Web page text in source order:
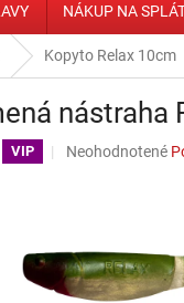
NÁKUP NA
Kopyto Relax 10cm
nástraha
VIP Priemerné
Neohodnotené